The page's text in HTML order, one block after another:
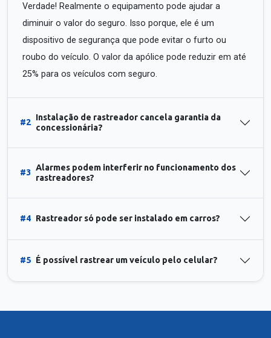
Verdade! Realmente o equipamento pode ajudar a
diminuir o valor do seguro. Isso porque, ele é um
dispositivo de segurança que pode evitar o furto ou
roubo do veículo. O valor da apólice pode reduzir em até
25% para os veículos com seguro.
#2
Instalação de rastreador cancela garantia da
concessionária?
#3
Alarmes podem interferir no funcionamento dos
rastreadores?
#4 Rastreador só pode ser instalado em carros?
#5 É possível rastrear um veículo pelo celular?